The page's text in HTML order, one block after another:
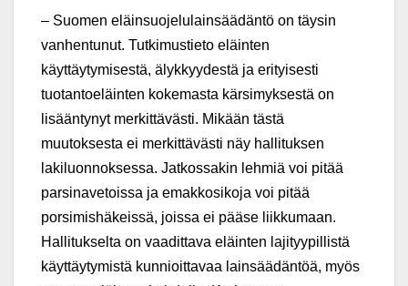
– Suomen eläinsuojelulainsäädäntö on täysin
vanhentunut. Tutkimustieto eläinten
käyttäytymisestä, älykkyydestä ja erityisesti
tuotantoeläinten kokemasta kärsimyksestä on
lisääntynyt merkittävästi. Mikään tästä
muutoksesta ei merkittävästi näy hallituksen
lakiluonnoksessa. Jatkossakin lehmiä voi pitää
parsinavetoissa ja emakkosikoja voi pitää
porsimishäkeissä, joissa ei pääse liikkumaan.
Hallitukselta on vaadittava eläinten lajityypillistä
käyttäytymistä kunnioittavaa lainsäädäntöä, myös